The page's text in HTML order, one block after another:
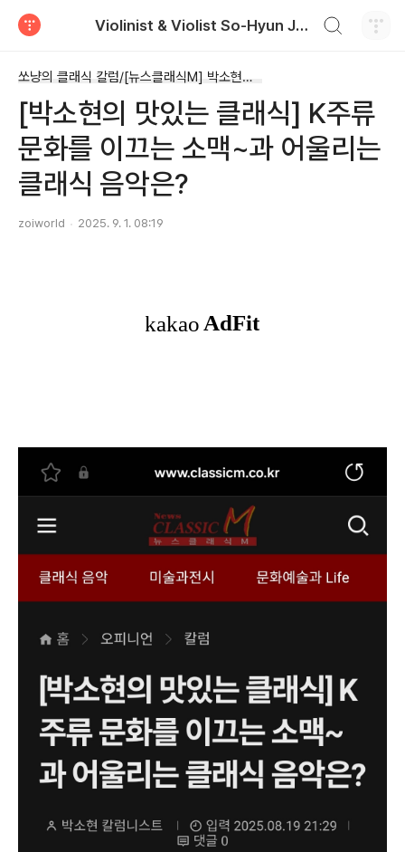
Violinist & Violist So-Hyun Joey Park
쏘냥의 클래식 칼럼/[뉴스클래식M] 박소현의 맛있는 클래식
[박소현의 맛있는 클래식] K주류
문화를 이끄는 소맥~과 어울리는
클래식 음악은?
zoiworld 2025. 9. 1. 08:19